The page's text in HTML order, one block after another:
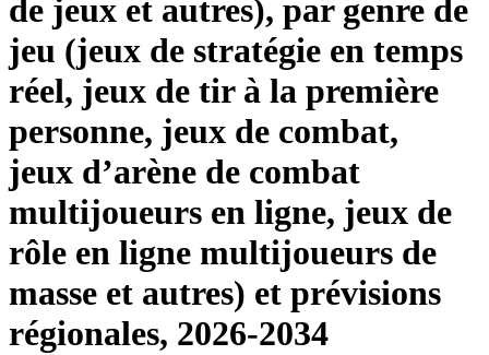
de jeux et autres), par genre de
jeu (jeux de stratégie en temps
réel, jeux de tir à la première
personne, jeux de combat,
jeux d’arène de combat
multijoueurs en ligne, jeux de
rôle en ligne multijoueurs de
masse et autres) et prévisions
régionales, 2026-2034